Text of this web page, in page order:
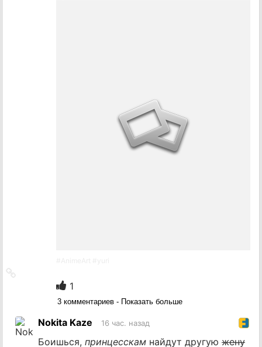
1
3 комментариев - Показать больше
Nokita Kaze 16 час. назад
Боишься, принцесскам найдут другую жену